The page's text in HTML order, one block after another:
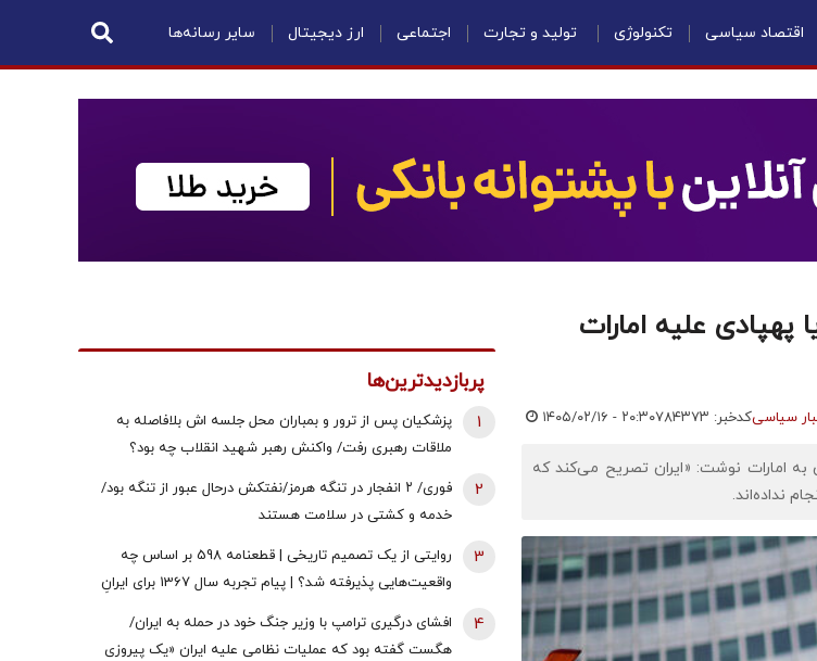
اقتصاد سیاسی تکنولوژی تولید و تجارت اجتماعی ارز دیجیتال سایر رسانه‌ها
علیه امارات
سیاسیکدخبر: ۷۸۴۳۷۳ ۱۴۰۵/۰۲/۱۶ - ۲۰:۳۰
به امارات نوشت: «ایران تصریح می‌کند که
نداده‌اند.
پربازدیدترین‌ها
پزشکیان پس از ترور و بمباران محل جلسه ‌اش بلافاصله به
ملاقات رهبری رفت/ واکنش رهبر شهید انقلاب چه بود؟
1
فوری/ ۲ انفجار در تنگه هرمز/نفتکش درحال عبور از تنگه بود/
خدمه و کشتی در سلامت هستند
2
روایتی از یک تصمیم تاریخی | قطعنامه 598 بر اساس چه
واقعیت‌هایی پذیرفته شد؟ | پیام تجربه سال 1367 برای ایرانِ
3
افشای درگیری ترامپ با وزیر جنگ خود در حمله به ایران/
هگست گفته بود که عملیات نظامی علیه ایران «یک پیروزی‌
4